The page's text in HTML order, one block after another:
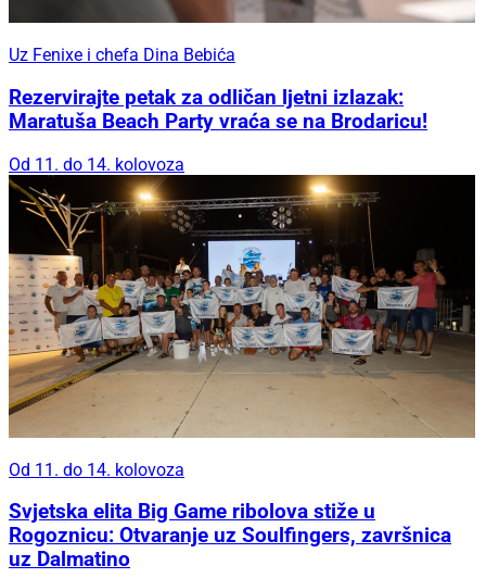
Uz Fenixe i chefa Dina Bebića
Rezervirajte petak za odličan ljetni izlazak:
Maratuša Beach Party vraća se na Brodaricu!
Od 11. do 14. kolovoza
Od 11. do 14. kolovoza
Svjetska elita Big Game ribolova stiže u
Rogoznicu: Otvaranje uz Soulfingers, završnica
uz Dalmatino